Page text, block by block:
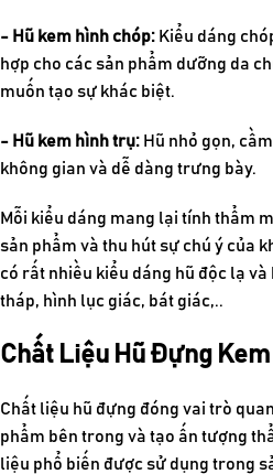
- Hũ kem hình chóp: Kiểu dáng
hợp cho các sản phẩm dưỡng da
muốn tạo sự khác biệt.
- Hũ kem hình trụ: Hũ nhỏ gọn,
không gian và dễ dàng trưng bày.
Mỗi kiểu dáng mang lại tính thẩm
sản phẩm và thu hút sự chú ý của
có rất nhiều kiểu dáng hũ độc lạ
tháp, hình lục giác, bát giác,..
Chất Liệu Hũ Đựng Kem
Chất liệu hũ đựng đóng vai trò
phẩm bên trong và tạo ấn tượng
liệu phổ biến được sử dụng trong